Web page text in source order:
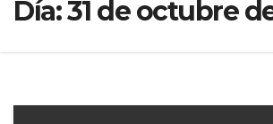
Día:31 de octubre